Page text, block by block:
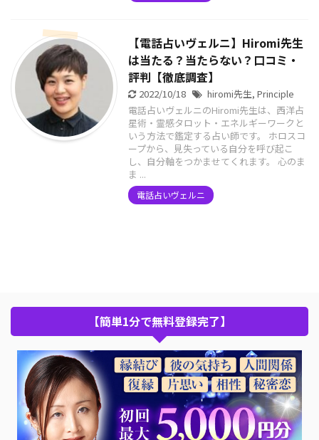
【電話占いヴェルニ】Hiromi先生
は当たる？当たらない？口コミ・
評判【徹底調査】
2022/10/18 hiromi先生, Principle
電話占いヴェルニのHiromi先生は、西洋占
星術・霊感タロット・エネルギーワークと
いう方法で鑑定する占い師です。 ホロスコ
ープから、見失っている自分を呼び起こ
し、自分軸をつかませてくれます。 心のま
ま ...
電話占いヴェルニ
【簡単1分で無料登録完了】